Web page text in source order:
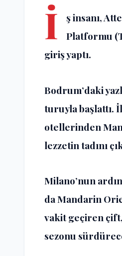
İ
ş insanı,
Platformu
giriş yaptı.
Bodrum’daki
turuyla başlattı.
otellerinden
lezzetin tadını
Milano’nun
da Mandarin
vakit geçiren
sezonu